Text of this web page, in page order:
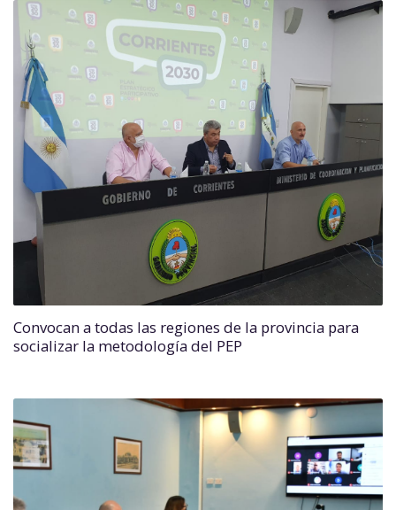
Convocan a todas las regiones de la provincia para
socializar la metodología del PEP